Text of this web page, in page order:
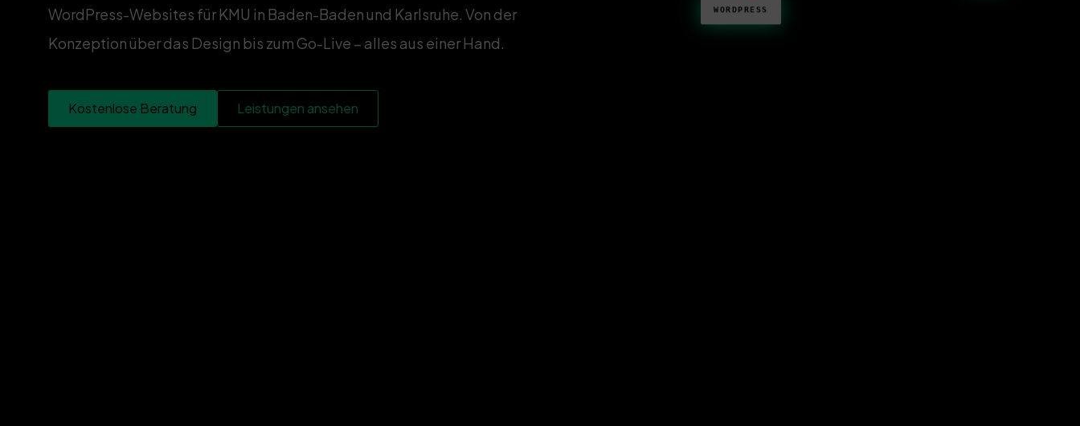
WordPress-Websites für KMU in Baden-Baden und Karlsruhe. Von der
Konzeption über das Design bis zum Go-Live – alles aus einer Hand.
Kostenlose Beratung Leistungen ansehen
WORDPRESS